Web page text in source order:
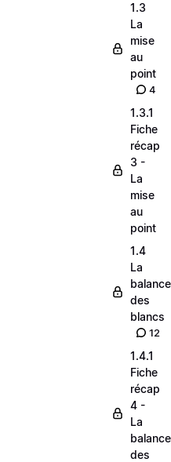
1.3
La
mise
au
point
4
1.3.1
Fiche
récap
3 -
La
mise
au
point
1.4
La
balance
des
blancs
12
1.4.1
Fiche
récap
4 -
La
balance
des